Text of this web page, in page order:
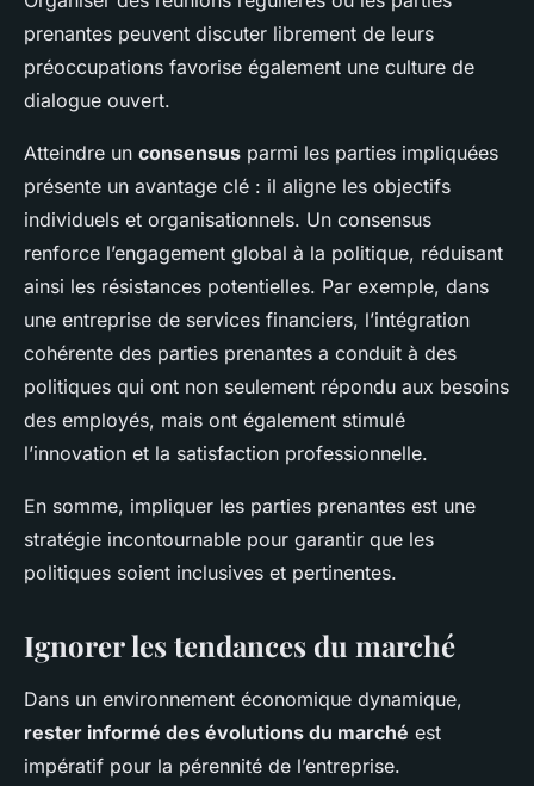
prenantes peuvent discuter librement de leurs
préoccupations favorise également une culture de
dialogue ouvert.
Atteindre un consensus parmi les parties impliquées
présente un avantage clé : il aligne les objectifs
individuels et organisationnels. Un consensus
renforce l’engagement global à la politique, réduisant
ainsi les résistances potentielles. Par exemple, dans
une entreprise de services financiers, l’intégration
cohérente des parties prenantes a conduit à des
politiques qui ont non seulement répondu aux besoins
des employés, mais ont également stimulé
l’innovation et la satisfaction professionnelle.
En somme, impliquer les parties prenantes est une
stratégie incontournable pour garantir que les
politiques soient inclusives et pertinentes.
Ignorer les tendances du marché
Dans un environnement économique dynamique,
rester informé des évolutions du marché est
impératif pour la pérennité de l’entreprise.